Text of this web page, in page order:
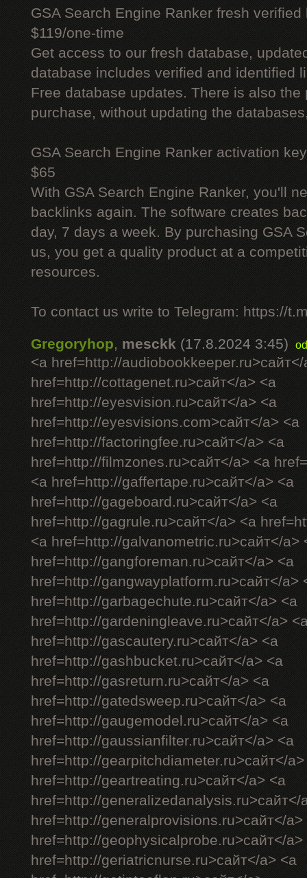
GSA Search Engine Ranker fresh verified
$119/one-time
Get access to our fresh database,
database includes verified and identified
Free database updates. There is also
purchase, without updating the
GSA Search Engine Ranker activation key
$65
With GSA Search Engine Ranker, you'll
backlinks again. The software creates
day, 7 days a week. By purchasing GSA
us, you get a quality product at a
resources.
To contact us write to Telegram: https://
Gregoryhop,mesckk (17.8.2024 3:45)
<a href=http://audiobookkeeper.ru>сайт</
href=http://cottagenet.ru>сайт</a> <a
href=http://eyesvision.ru>сайт</a> <a
href=http://eyesvisions.com>сайт</a> <a
href=http://factoringfee.ru>сайт</a> <a
href=http://filmzones.ru>сайт</a> <a
<a href=http://gaffertape.ru>сайт</a> <a
href=http://gageboard.ru>сайт</a> <a
href=http://gagrule.ru>сайт</a> <a
<a href=http://galvanometric.ru>сайт</a>
href=http://gangforeman.ru>сайт</a> <a
href=http://gangwayplatform.ru>сайт</a>
href=http://garbagechute.ru>сайт</a> <a
href=http://gardeningleave.ru>сайт</a>
href=http://gascautery.ru>сайт</a> <a
href=http://gashbucket.ru>сайт</a> <a
href=http://gasreturn.ru>сайт</a> <a
href=http://gatedsweep.ru>сайт</a> <a
href=http://gaugemodel.ru>сайт</a> <a
href=http://gaussianfilter.ru>сайт</a> <a
href=http://gearpitchdiameter.ru>сайт</
href=http://geartreating.ru>сайт</a> <a
href=http://generalizedanalysis.ru>сайт</
href=http://generalprovisions.ru>сайт</a>
href=http://geophysicalprobe.ru>сайт</a>
href=http://geriatricnurse.ru>сайт</a> <a